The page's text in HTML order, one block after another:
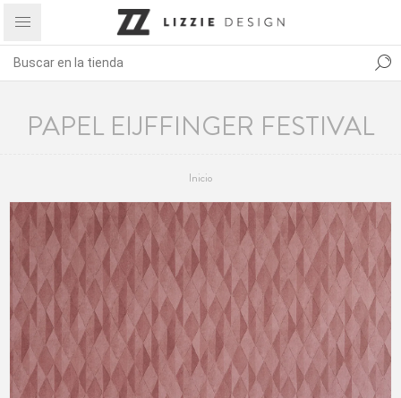
PAPEL EIJFFINGER FESTIVAL
Inicio